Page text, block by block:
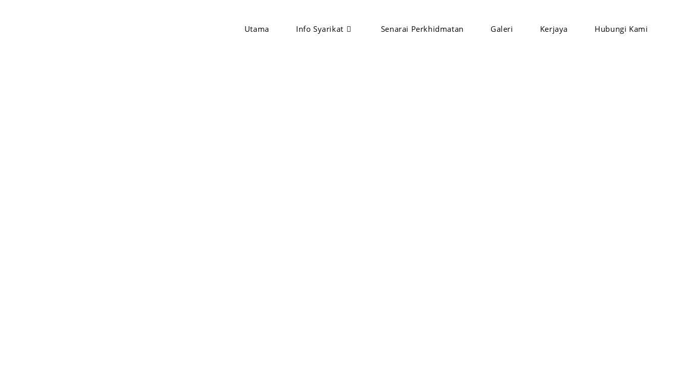
Utama Info Syarikat Senarai Perkhidmatan Galeri Kerjaya Hubungi Kami